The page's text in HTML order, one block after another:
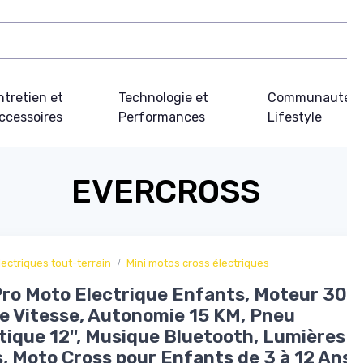
et
Technologie et
Performances
Lifestyle
EVERCROSS
tout-terrain Mini motos cross électriques
Moto Electrique Enfants, Moteur
Vitesse, Autonomie 15 KM, Pneu
12'', Musique Bluetooth, Lumières
Moto Cross pour Enfants de 3 à 12